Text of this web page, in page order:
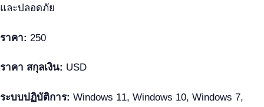
และปลอดภัย
ราคา: 250
ราคา สกุลเงิน: USD
ระบบปฏิบัติการ: Windows 11, Windows 10, Windows 7,